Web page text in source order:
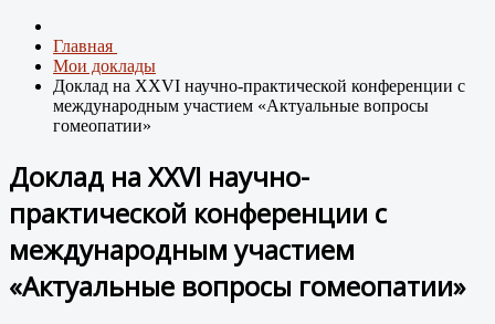
Главная
Мои доклады
Доклад на XXVI научно-практической конференции с
международным участием «Актуальные вопросы
гомеопатии»
Доклад на XXVI научно-
практической конференции с
международным участием
«Актуальные вопросы гомеопатии»